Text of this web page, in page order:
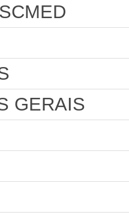
GERAIS